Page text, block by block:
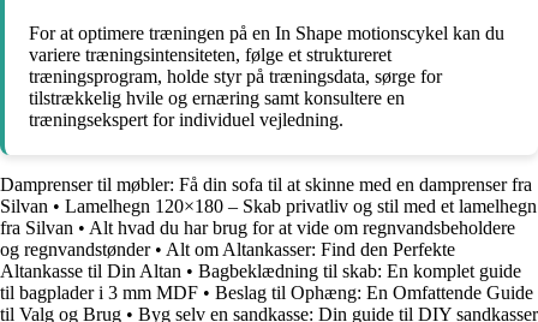
For at optimere træningen på en In Shape motionscykel kan du
variere træningsintensiteten, følge et struktureret
træningsprogram, holde styr på træningsdata, sørge for
tilstrækkelig hvile og ernæring samt konsultere en
træningsekspert for individuel vejledning.
Damprenser til møbler: Få din sofa til at skinne med en damprenser fra
Silvan • Lamelhegn 120×180 – Skab privatliv og stil med et lamelhegn
fra Silvan • Alt hvad du har brug for at vide om regnvandsbeholdere
og regnvandstønder• Alt om Altankasser: Find den Perfekte
Altankasse til Din Altan • Bagbeklædning til skab: En komplet guide
til bagplader i 3 mm MDF • Beslag til Ophæng: En Omfattende Guide
til Valg og Brug • Byg selv en sandkasse: Din guide til DIY sandkasser